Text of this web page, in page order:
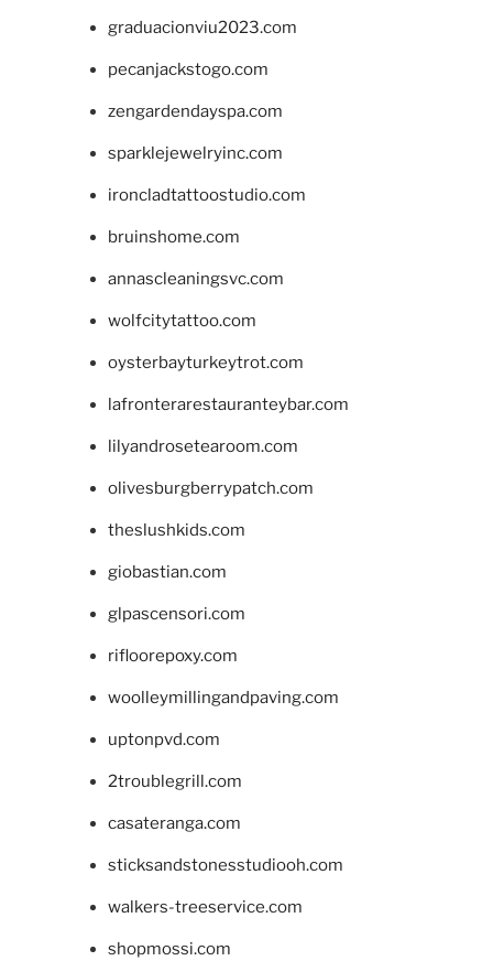
graduacionviu2023.com
pecanjackstogo.com
zengardendayspa.com
sparklejewelryinc.com
ironcladtattoostudio.com
bruinshome.com
annascleaningsvc.com
wolfcitytattoo.com
oysterbayturkeytrot.com
lafronterarestauranteybar.com
lilyandrosetearoom.com
olivesburgberrypatch.com
theslushkids.com
giobastian.com
glpascensori.com
rifloorepoxy.com
woolleymillingandpaving.com
uptonpvd.com
2troublegrill.com
casateranga.com
sticksandstonesstudiooh.com
walkers-treeservice.com
shopmossi.com